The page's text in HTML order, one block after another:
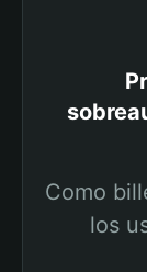
Como
los